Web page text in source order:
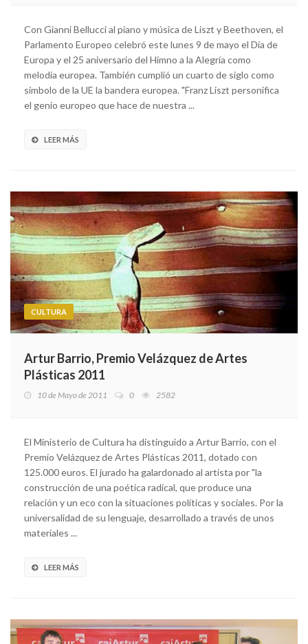
Con Gianni Bellucci al piano y música de Liszt y Beethoven, el
Parlamento Europeo celebró este lunes 9 de mayo el Día de
Europa y el 25 aniversario del Himno a la Alegría como
melodía europea. También cumplió un cuarto de siglo como
símbolo de la UE la bandera europea. "Franz Liszt personifica
el genio europeo que hace de nuestra ...
LEER MÁS
CULTURA
Artur Barrio, Premio Velázquez de Artes
Plásticas 2011
10 de Mayo de 2011 0 2582
El Ministerio de Cultura ha distinguido a Artur Barrio, con el
Premio Velázquez de Artes Plásticas 2011, dotado con
125.000 euros. El jurado ha galardonado al artista por "la
construcción de una poética radical, que produce una
relación y un eco con la situaciones políticas y sociales. Por la
universalidad de su lenguaje, desarrollado a través de unos
materiales ...
LEER MÁS